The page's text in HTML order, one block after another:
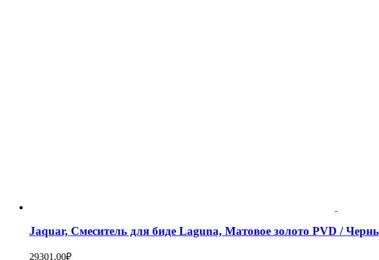
Jaquar, Смеситель для биде Laguna, Матовое золото PVD /
29301,00₽